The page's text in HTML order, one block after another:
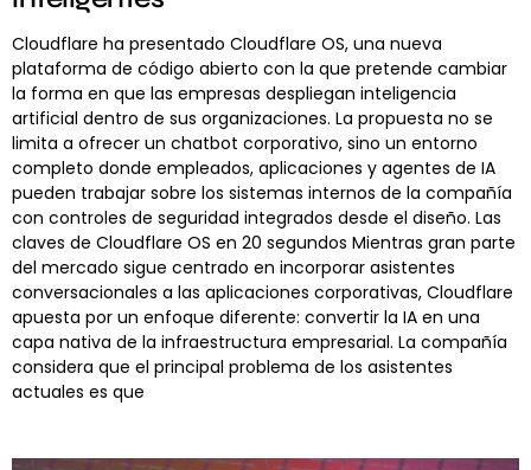
Cloudflare ha presentado Cloudflare OS, una nueva
plataforma de código abierto con la que pretende cambiar
la forma en que las empresas despliegan inteligencia
artificial dentro de sus organizaciones. La propuesta no se
limita a ofrecer un chatbot corporativo, sino un entorno
completo donde empleados, aplicaciones y agentes de IA
pueden trabajar sobre los sistemas internos de la compañía
con controles de seguridad integrados desde el diseño. Las
claves de Cloudflare OS en 20 segundos Mientras gran parte
del mercado sigue centrado en incorporar asistentes
conversacionales a las aplicaciones corporativas, Cloudflare
apuesta por un enfoque diferente: convertir la IA en una
capa nativa de la infraestructura empresarial. La compañía
considera que el principal problema de los asistentes
actuales es que